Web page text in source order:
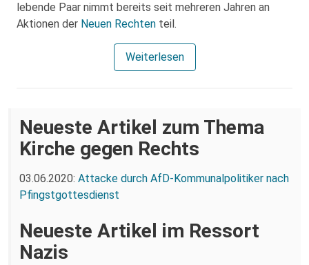
lebende Paar nimmt bereits seit mehreren Jahren an
Aktionen der Neuen Rechten teil.
Weiterlesen
Neueste Artikel zum Thema
Kirche gegen Rechts
03.06.2020: Attacke durch AfD-Kommunalpolitiker nach
Pfingstgottesdienst
Neueste Artikel im Ressort
Nazis